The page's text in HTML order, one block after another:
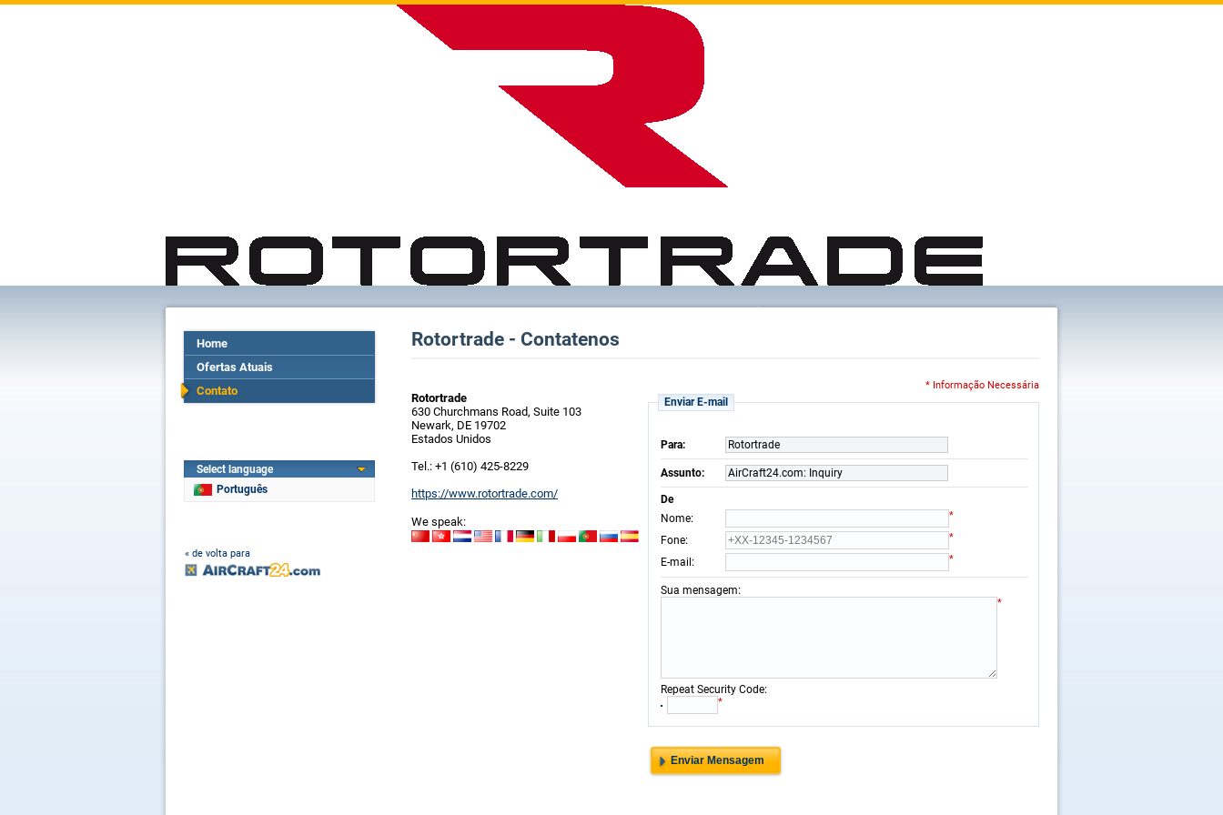
Home
Ofertas Atuais
Contato
Select language
Português
« de volta para
Rotortrade - Contatenos
Rotortrade
630 Churchmans Road, Suite 103
Newark, DE 19702
Estados Unidos
Tel.: +1 (610) 425-8229
https://www.rotortrade.com/
We speak:
* Informação Necessária
Enviar E-mail
Para: Rotortrade
Assunto: AirCraft24.com: Inquiry
De
Nome: *
Fone: *
E-mail : *
Sua mensagem:
*
Repeat Security Code:
*